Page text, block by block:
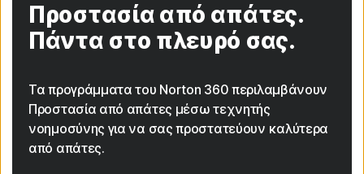
Προστασία από απάτες.
Πάντα στο πλευρό σας.
Τα προγράμματα του Norton 360 περιλαμβάνουν
Προστασία από απάτες μέσω τεχνητής
νοημοσύνης για να σας προστατεύουν καλύτερα
από απάτες.